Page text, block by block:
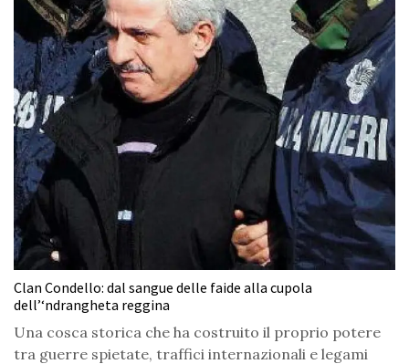
Clan Condello: dal sangue delle faide alla cupola
dell’‘ndrangheta reggina
Una cosca storica che ha costruito il proprio potere
tra guerre spietate, traffici internazionali e legami